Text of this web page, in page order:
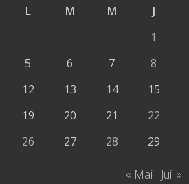
L
M M J
1
5
6 7 8
12
13 14 15
19
20 21 22
26
27 28 29
« Mai Juil »